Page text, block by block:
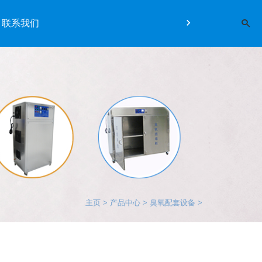
联系我们
主页 > 产品中心 > 臭氧配套设备 >